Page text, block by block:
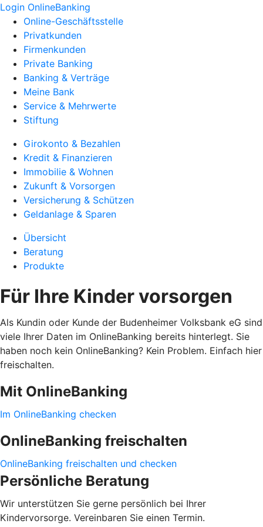
Login OnlineBanking
Online-Geschäftsstelle
Privatkunden
Firmenkunden
Private Banking
Banking & Verträge
Meine Bank
Service & Mehrwerte
Stiftung
Girokonto & Bezahlen
Kredit & Finanzieren
Immobilie & Wohnen
Zukunft & Vorsorgen
Versicherung & Schützen
Geldanlage & Sparen
Übersicht
Beratung
Produkte
Für Ihre Kinder vorsorgen
Als Kundin oder Kunde der Budenheimer Volksbank eG sind
viele Ihrer Daten im OnlineBanking bereits hinterlegt. Sie
haben noch kein OnlineBanking? Kein Problem. Einfach hier
freischalten.
Mit OnlineBanking
Im OnlineBanking checken
OnlineBanking freischalten
OnlineBanking freischalten und checken
Persönliche Beratung
Wir unterstützen Sie gerne persönlich bei Ihrer
Kindervorsorge. Vereinbaren Sie einen Termin.